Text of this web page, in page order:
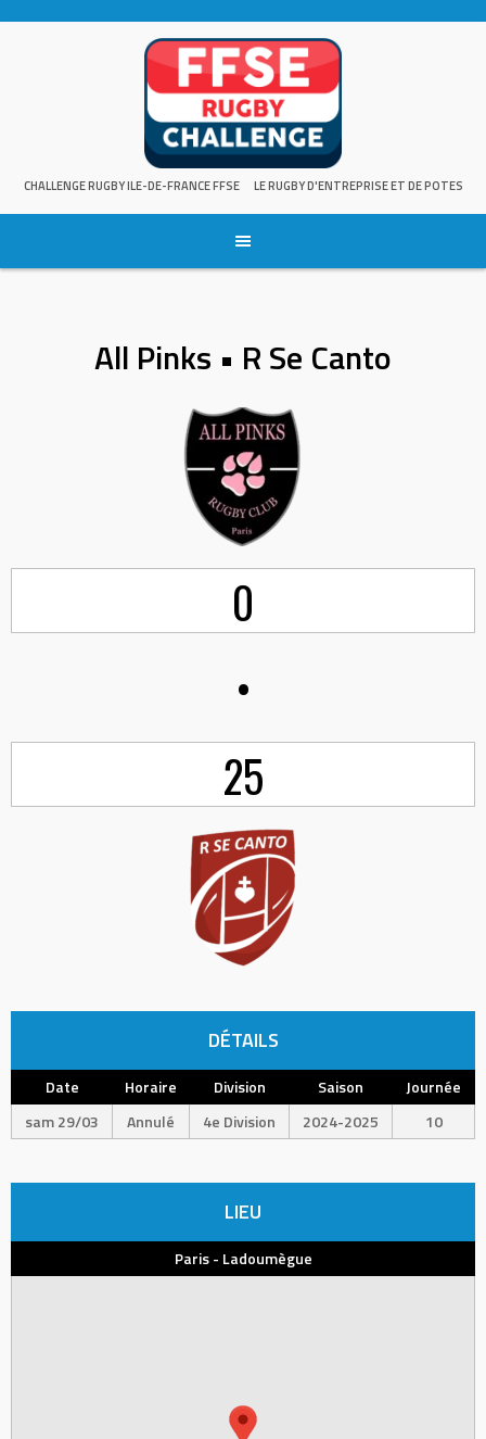
CHALLENGE RUGBY ILE-DE-FRANCE FFSE LE RUGBY D'ENTREPRISE ET DE POTES
All Pinks • R Se Canto
0
•
25
DÉTAILS
Date Horaire Division Saison
Journée
sam 29/03
Annulé 4e Division 2024-2025 10
LIEU
Paris - Ladoumègue